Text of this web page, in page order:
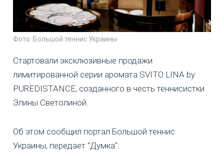
Фото: Большой теннис Украины
Стартовали эксклюзивные продажи
лимитированной серии аромата SVITO LINA by
PUREDISTANCE, созданного в честь теннисистки
Элины Светолиной.
Об этом сообщил портал Большой теннис
Украины, передает "Думка".